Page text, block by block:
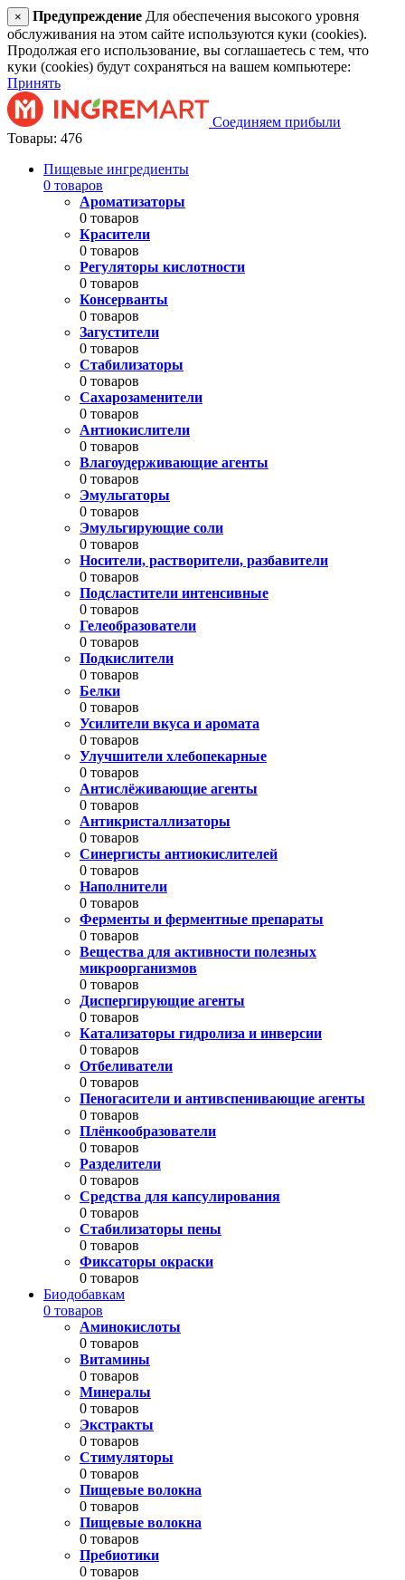
× Предупреждение Для обеспечения высокого уровня
обслуживания на этом сайте используются куки (cookies).
Продолжая его использование, вы соглашаетесь с тем, что
куки (cookies) будут сохраняться на вашем компьютере:
Принять
Соединяем прибыли
Товары: 476
Пищевые ингредиенты
0 товаров
Ароматизаторы
0 товаров
Красители
0 товаров
Регуляторы кислотности
0 товаров
Консерванты
0 товаров
Загустители
0 товаров
Стабилизаторы
0 товаров
Сахарозаменители
0 товаров
Антиокислители
0 товаров
Влагоудерживающие агенты
0 товаров
Эмульгаторы
0 товаров
Эмульгирующие соли
0 товаров
Носители, растворители, разбавители
0 товаров
Подсластители интенсивные
0 товаров
Гелеобразователи
0 товаров
Подкислители
0 товаров
Белки
0 товаров
Усилители вкуса и аромата
0 товаров
Улучшители хлебопекарные
0 товаров
Антислёживающие агенты
0 товаров
Антикристаллизаторы
0 товаров
Синергисты антиокислителей
0 товаров
Наполнители
0 товаров
Ферменты и ферментные препараты
0 товаров
Вещества для активности полезных
микроорганизмов
0 товаров
Диспергирующие агенты
0 товаров
Катализаторы гидролиза и инверсии
0 товаров
Отбеливатели
0 товаров
Пеногасители и антивспенивающие агенты
0 товаров
Плёнкообразователи
0 товаров
Разделители
0 товаров
Средства для капсулирования
0 товаров
Стабилизаторы пены
0 товаров
Фиксаторы окраски
0 товаров
Биодобавкам
0 товаров
Аминокислоты
0 товаров
Витамины
0 товаров
Минералы
0 товаров
Экстракты
0 товаров
Стимуляторы
0 товаров
Пищевые волокна
0 товаров
Пищевые волокна
0 товаров
Пребиотики
0 товаров